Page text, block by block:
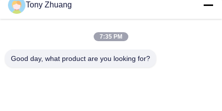
Rimorchio con la gru, rimorchio di carico del ceppo 80HP del
caricatore del ceppo 2.8m2
segheria orizzontale 42" della banda 750rpm sistema delle
Tony Zhuang
7:35 PM
Good day, what product are you looking for?